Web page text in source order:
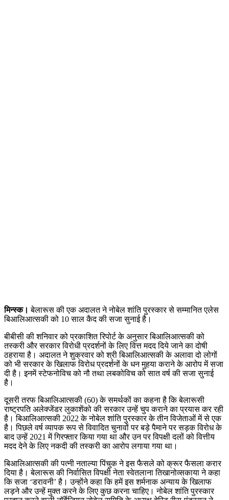
मिन्स्क। बेलारूस की एक अदालत ने नोबेल शांति पुरस्कार से सम्मानित एलेस
बिआलिआत्सकी को 10 साल कैद की सजा सुनाई है।
बीबीसी की शनिवार को प्रकाशित रिपोर्ट के अनुसार बिआलिआत्सकी को
तस्करी और सरकार विरोधी प्रदर्शनों के लिए वित्त मदद दिये जाने का दोषी
ठहराया है। अदालत ने शुक्रवार को श्री बिआलिआत्सकी के अलावा दो लोगों
को भी सरकार के खिलाफ विरोध प्रदर्शनों के धन मुहया कराने के आरोप में सजा
दी है। इनमें स्टेफनोविच को नौ तथा लबकोविच को सात वर्ष की सजा सुनाई
है।
दूसरी तरफ बिआलिआत्सकी (60) के समर्थकों का कहना है कि बेलारूसी
राष्ट्रपति अलेक्जेंडर लुकाशेंको की सरकार उन्हें चुप कराने का प्रयास कर रही
है। बिआलिआत्सकी 2022 के नोबेल शांति पुरस्कार के तीन विजेताओं में से एक
है। पिछले वर्ष व्यापक रूप से विवादित चुनावों पर बड़े पैमाने पर सड़क विरोध के
बाद उन्हें 2021 में गिरफ्तार किया गया था और उन पर विपक्षी दलों को वित्तीय
मदद देने के लिए नकदी की तस्करी का आरोप लगाया गया था।
बिआलिआत्सकी की पत्नी नताल्या पिंचुक ने इस फैसले को क्रूर फैसला करार
दिया है। बेलारूस की निर्वासित विपक्षी नेता स्वेतलाना तिखानोव्सकाया ने कहा
कि सजा ‘डरावनी’ है। उन्होंने कहा कि हमें इस शर्मनाक अन्याय के खिलाफ
लड़ने और उन्हें मुक्त करने के लिए कुछ करना चाहिए। नोबेल शांति पुरस्कार